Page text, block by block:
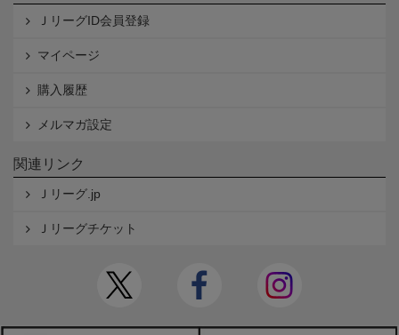
ＪリーグID会員登録
マイページ
購入履歴
メルマガ設定
関連リンク
Ｊリーグ.jp
Ｊリーグチケット